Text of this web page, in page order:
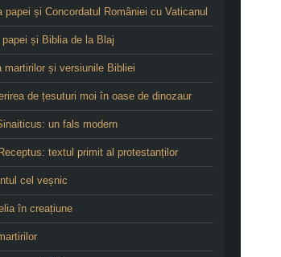
papei și Concordatul României cu Vaticanul
papei și Biblia de la Blaj
martirilor și versiunile Bibliei
de țesuturi moi în oase de dinozaur
un fals modern
textul primit al protestanților
cel veșnic
în creațiune